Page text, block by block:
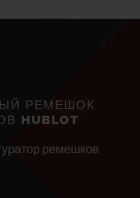
РЕМЕШОК
HUBLOT
ремешков